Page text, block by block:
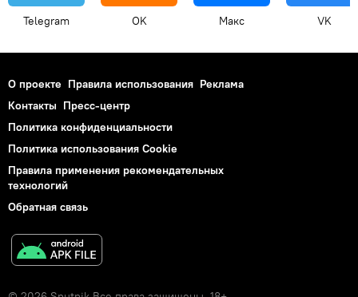
Telegram OK Макс VK
О проекте Правила использования Реклама
Контакты Пресс-центр
Политика конфиденциальности
Политика использования Cookie
Правила применения рекомендательных
технологий
Обратная связь